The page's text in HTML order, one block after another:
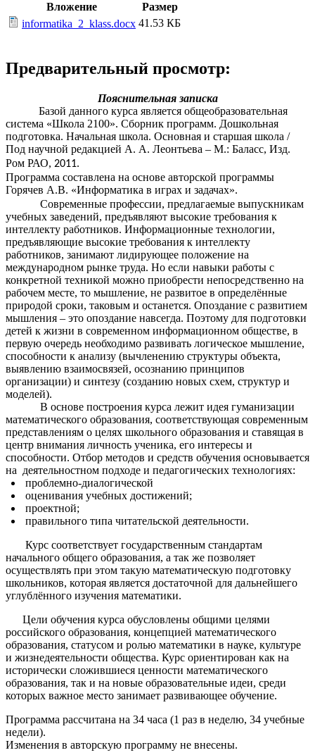
Вложение
Размер
informatika_2_klass.docx 41.53 КБ
Предварительный просмотр:
Пояснительная записка
Базой данного курса является общеобразовательная
система «Школа 2100». Сборник программ. Дошкольная
подготовка. Начальная школа. Основная и старшая школа /
Под научной редакцией А. А. Леонтьева – М.: Баласс, Изд.
Ром РАО, 2011.
Программа составлена на основе авторской программы
Горячев А.В. «Информатика в играх и задачах».
Современные профессии, предлагаемые выпускникам
учебных заведений, предъявляют высокие требования к
интеллекту работников. Информационные технологии,
предъявляющие высокие требования к интеллекту
работников, занимают лидирующее положение на
международном рынке труда. Но если навыки работы с
конкретной техникой можно приобрести непосредственно на
рабочем месте, то мышление, не развитое в определённые
природой сроки, таковым и останется. Опоздание с развитием
мышления – это опоздание навсегда. Поэтому для подготовки
детей к жизни в современном информационном обществе, в
первую очередь необходимо развивать логическое мышление,
способности к анализу (вычленению структуры объекта,
выявлению взаимосвязей, осознанию принципов
организации) и синтезу (созданию новых схем, структур и
моделей).
В основе построения курса лежит идея гуманизации
математического образования, соответствующая современным
представлениям о целях школьного образования и ставящая в
центр внимания личность ученика, его интересы и
способности. Отбор методов и средств обучения основывается
на деятельностном подходе и педагогических технологиях:
проблемно-диалогической
оценивания учебных достижений;
проектной;
правильного типа читательской деятельности.
Курс соответствует государственным стандартам
начального общего образования, а так же позволяет
осуществлять при этом такую математическую подготовку
школьников, которая является достаточной для дальнейшего
углублённого изучения математики.
Цели обучения курса обусловлены общими целями
российского образования, концепцией математического
образования, статусом и ролью математики в науке, культуре
и жизнедеятельности общества. Курс ориентирован как на
исторически сложившиеся ценности математического
образования, так и на новые образовательные идеи, среди
которых важное место занимает развивающее обучение.
Программа рассчитана на 34 часа (1 раз в неделю, 34 учебные
недели).
Изменения в авторскую программу не внесены.